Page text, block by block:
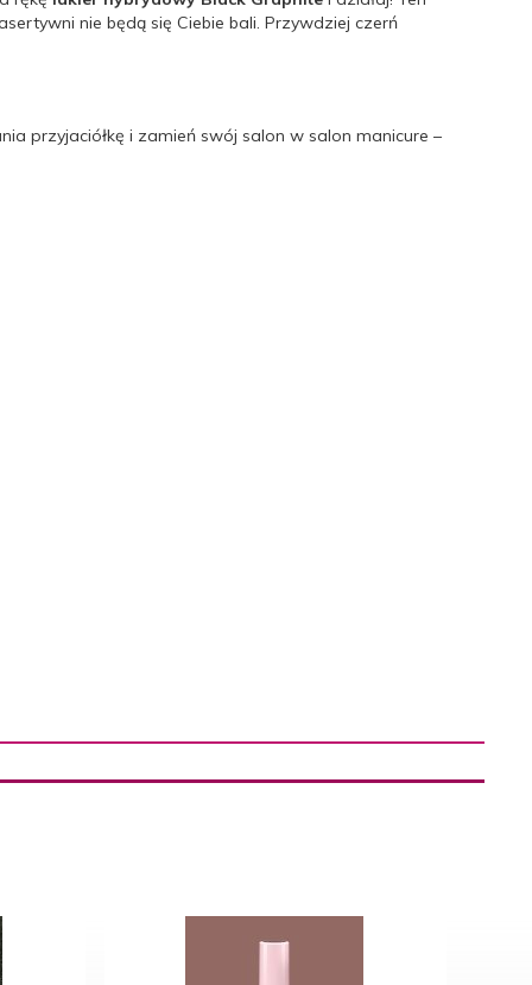
nie będą się Ciebie bali. Przywdziej czerń
przyjaciółkę i zamień swój salon w salon manicure –